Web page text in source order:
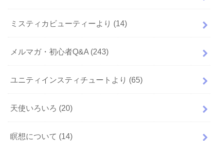
ミスティカビューティーより (14)
メルマガ・初心者Q&A (243)
ユニティインスティチュートより (65)
天使いろいろ (20)
瞑想について (14)